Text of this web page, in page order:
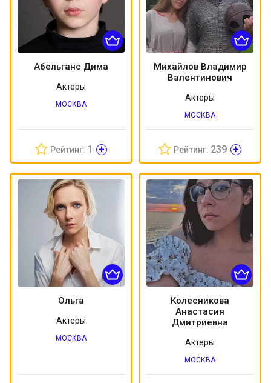
Абельганс Дима
Актеры
МОСКВА
Рейтинг: 1 +
Михайлов Владимир
Валентинович
Актеры
МОСКВА
Рейтинг: 239 +
Ольга
Актеры
МОСКВА
Колесникова
Анастасия
Дмитриевна
Актеры
МОСКВА